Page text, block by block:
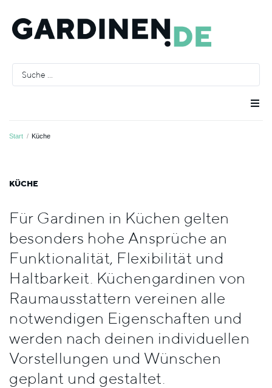
Raumausstatter
Stoffe
Farben
Stile
Start / Küche
KÜCHE
Für Gardinen in Küchen gelten
besonders hohe Ansprüche an
Funktionalität, Flexibilität und
Haltbarkeit. Küchengardinen von
Raumausstattern vereinen alle
notwendigen Eigenschaften und
werden nach deinen individuellen
Vorstellungen und Wünschen
geplant und gestaltet.